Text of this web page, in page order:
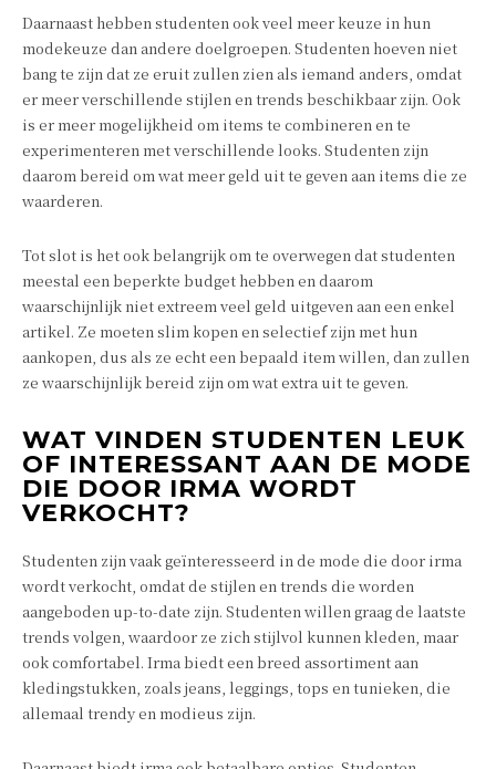
Daarnaast hebben studenten ook veel meer keuze in hun
modekeuze dan andere doelgroepen. Studenten hoeven niet
bang te zijn dat ze eruit zullen zien als iemand anders, omdat
er meer verschillende stijlen en trends beschikbaar zijn. Ook
is er meer mogelijkheid om items te combineren en te
experimenteren met verschillende looks. Studenten zijn
daarom bereid om wat meer geld uit te geven aan items die ze
waarderen.
Tot slot is het ook belangrijk om te overwegen dat studenten
meestal een beperkte budget hebben en daarom
waarschijnlijk niet extreem veel geld uitgeven aan een enkel
artikel. Ze moeten slim kopen en selectief zijn met hun
aankopen, dus als ze echt een bepaald item willen, dan zullen
ze waarschijnlijk bereid zijn om wat extra uit te geven.
WAT VINDEN STUDENTEN LEUK
OF INTERESSANT AAN DE MODE
DIE DOOR IRMA WORDT
VERKOCHT?
Studenten zijn vaak geïnteresseerd in de mode die door irma
wordt verkocht, omdat de stijlen en trends die worden
aangeboden up-to-date zijn. Studenten willen graag de laatste
trends volgen, waardoor ze zich stijlvol kunnen kleden, maar
ook comfortabel. Irma biedt een breed assortiment aan
kledingstukken, zoals jeans, leggings, tops en tunieken, die
allemaal trendy en modieus zijn.